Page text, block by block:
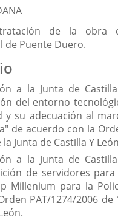
de la obra
de Puente Duero.
a la Junta de
del entorno
y su adecuación al
de acuerdo con la
Junta de Castilla Y
a la Junta de
de servidores
Millenium para la
PAT/1274/2006 de